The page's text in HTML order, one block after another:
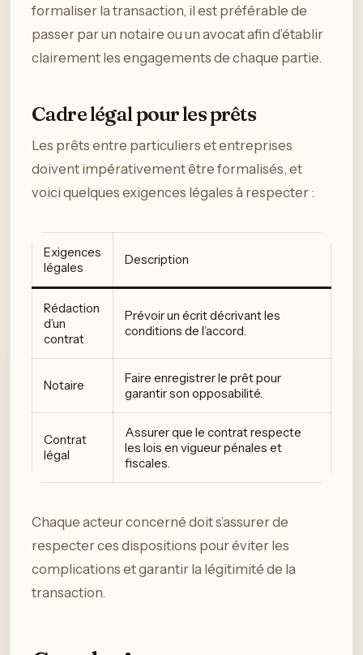
formaliser la transaction, il est préférable de
passer par un notaire ou un avocat afin d’établir
clairement les engagements de chaque partie.
Cadre légal pour les prêts
Les prêts entre particuliers et entreprises
doivent impérativement être formalisés, et
voici quelques exigences légales à respecter :
Exigences
légales
Description
Rédaction
d’un
contrat
Prévoir un écrit décrivant les
conditions de l’accord.
Notaire
Faire enregistrer le prêt pour
garantir son opposabilité.
Contrat
légal
Assurer que le contrat respecte
les lois en vigueur pénales et
fiscales.
Chaque acteur concerné doit s’assurer de
respecter ces dispositions pour éviter les
complications et garantir la légitimité de la
transaction.